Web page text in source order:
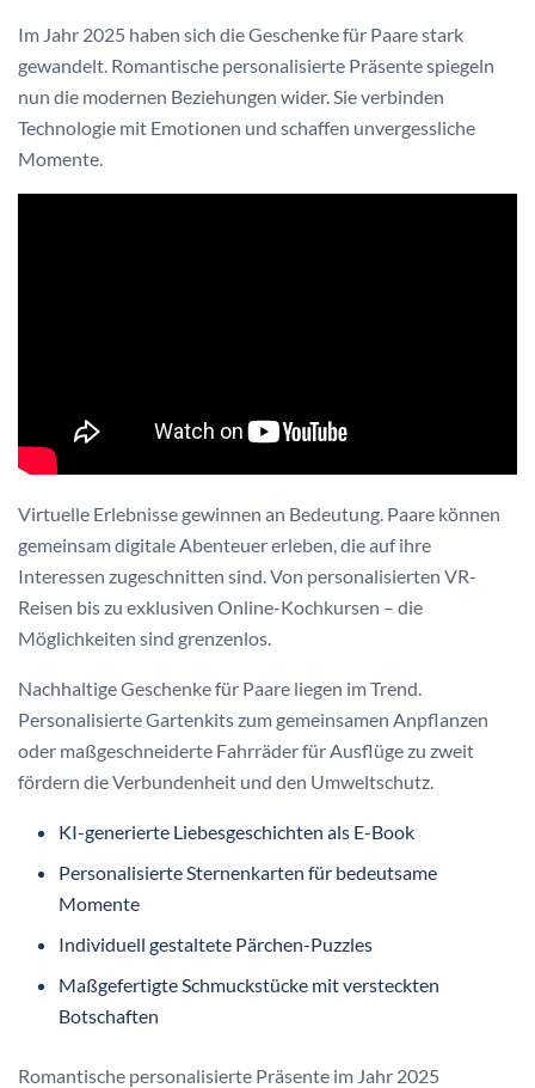
Im Jahr 2025 haben sich die Geschenke für Paare stark
gewandelt. Romantische personalisierte Präsente spiegeln
nun die modernen Beziehungen wider. Sie verbinden
Technologie mit Emotionen und schaffen unvergessliche
Momente.
Virtuelle Erlebnisse gewinnen an Bedeutung. Paare können
gemeinsam digitale Abenteuer erleben, die auf ihre
Interessen zugeschnitten sind. Von personalisierten VR-
Reisen bis zu exklusiven Online-Kochkursen – die
Möglichkeiten sind grenzenlos.
Nachhaltige Geschenke für Paare liegen im Trend.
Personalisierte Gartenkits zum gemeinsamen Anpflanzen
oder maßgeschneiderte Fahrräder für Ausflüge zu zweit
fördern die Verbundenheit und den Umweltschutz.
KI-generierte Liebesgeschichten als E-Book
Personalisierte Sternenkarten für bedeutsame
Momente
Individuell gestaltete Pärchen-Puzzles
Maßgefertigte Schmuckstücke mit versteckten
Botschaften
Romantische personalisierte Präsente im Jahr 2025